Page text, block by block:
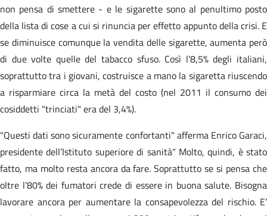
non pensa di smettere - e le sigarette sono al penultimo posto
della lista di cose a cui si rinuncia per effetto appunto della crisi. E
se diminuisce comunque la vendita delle sigarette, aumenta però
di due volte quelle del tabacco sfuso. Così l’8,5% degli italiani,
soprattutto tra i giovani, costruisce a mano la sigaretta riuscendo
a risparmiare circa la metà del costo (nel 2011 il consumo dei
cosiddetti "trinciati" era del 3,4%).
"Questi dati sono sicuramente confortanti" afferma Enrico Garaci,
presidente dell’Istituto superiore di sanità" Molto, quindi, è stato
fatto, ma molto resta ancora da fare. Soprattutto se si pensa che
oltre l’80% dei fumatori crede di essere in buona salute. Bisogna
lavorare ancora per aumentare la consapevolezza del rischio. E’